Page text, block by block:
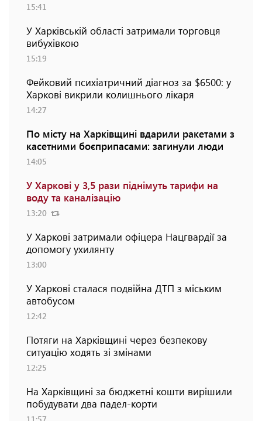
15:41
У Харківській області затримали торговця
вибухівкою
15:19
Фейковий психіатричний діагноз за $6500: у
Харкові викрили колишнього лікаря
14:27
По місту на Харківщині вдарили ракетами з
касетними боєприпасами: загинули люди
14:05
У Харкові у 3,5 рази піднімуть тарифи на
воду та каналізацію
13:20
У Харкові затримали офіцера Нацгвардії за
допомогу ухилянту
13:00
У Харкові сталася подвійна ДТП з міським
автобусом
12:42
Потяги на Харківщині через безпекову
ситуацію ходять зі змінами
12:25
На Харківщині за бюджетні кошти вирішили
побудувати два падел-корти
11:57